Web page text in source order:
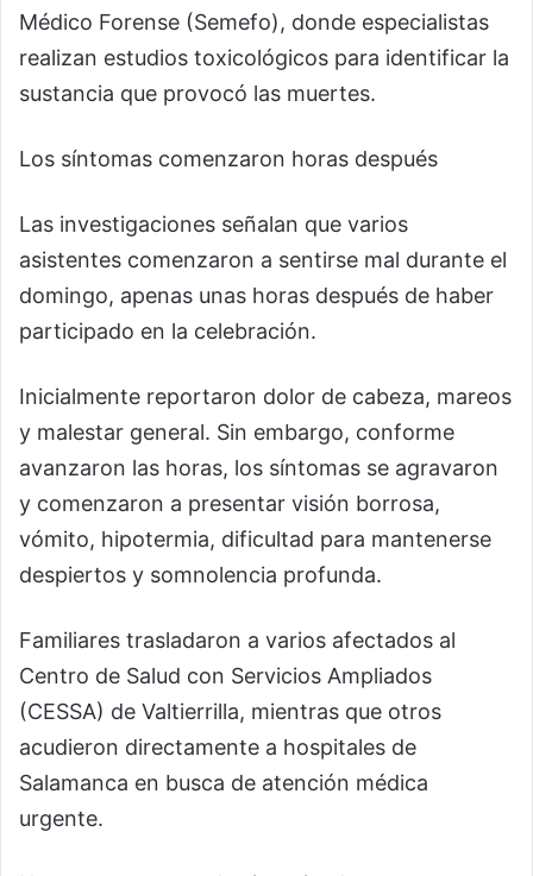
Médico Forense (Semefo), donde especialistas
realizan estudios toxicológicos para identificar la
sustancia que provocó las muertes.
Los síntomas comenzaron horas después
Las investigaciones señalan que varios
asistentes comenzaron a sentirse mal durante el
domingo, apenas unas horas después de haber
participado en la celebración.
Inicialmente reportaron dolor de cabeza, mareos
y malestar general. Sin embargo, conforme
avanzaron las horas, los síntomas se agravaron
y comenzaron a presentar visión borrosa,
vómito, hipotermia, dificultad para mantenerse
despiertos y somnolencia profunda.
Familiares trasladaron a varios afectados al
Centro de Salud con Servicios Ampliados
(CESSA) de Valtierrilla, mientras que otros
acudieron directamente a hospitales de
Salamanca en busca de atención médica
urgente.